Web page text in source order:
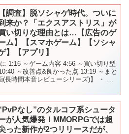
【調査】脱ソシャゲ時代。ついに
来か？「エクスアストリス」が
い切りな理由とは…【広告のゲ
ム】【スマホゲーム】【ソシャ
】【アプリ】
1:16 ～ゲーム内容 4:56 ～買い切り型
～改善点&良かった点 13:19 ～まと
長時間本音レビューシリーズ)】 ・ ・
なし”のタルコフ系シュータ
が人気爆発！MMORPGでは超
った新作が2つリリースだが、